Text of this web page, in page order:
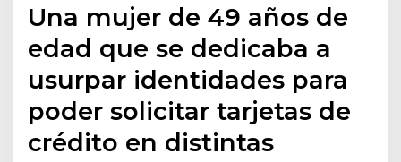
Una mujer de 49 años de
edad que se dedicaba a
usurpar identidades para
poder solicitar tarjetas de
crédito en distintas